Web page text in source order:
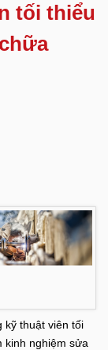
tối thiểu
kỹ thuật viên tối
kinh nghiệm sửa